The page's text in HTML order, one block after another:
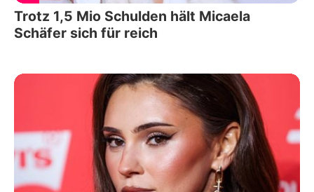
Trotz 1,5 Mio Schulden hält Micaela
Schäfer sich für reich